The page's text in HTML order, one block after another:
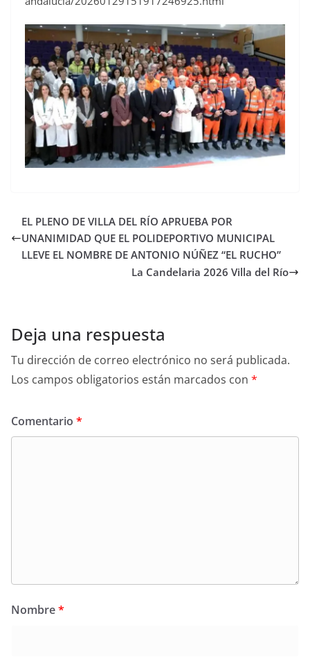
EL PLENO DE VILLA DEL RÍO APRUEBA POR
UNANIMIDAD QUE EL POLIDEPORTIVO MUNICIPAL
LLEVE EL NOMBRE DE ANTONIO NÚÑEZ “EL RUCHO”
La Candelaria 2026 Villa del Río
Deja una respuesta
Tu dirección de correo electrónico no será publicada.
Los campos obligatorios están marcados con *
Comentario *
Nombre*